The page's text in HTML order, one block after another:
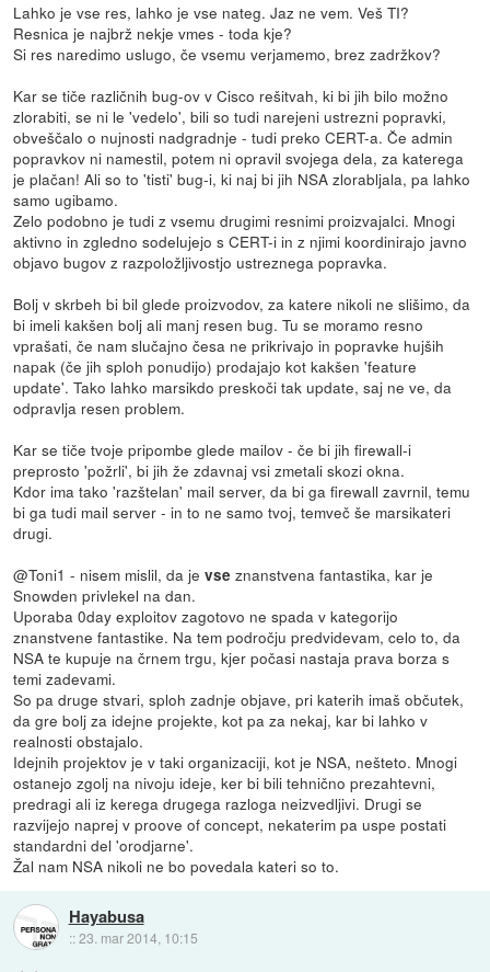
Lahko je vse res, lahko je vse nateg. Jaz ne vem. Veš TI?
Resnica je najbrž nekje vmes - toda kje?
Si res naredimo uslugo, če vsemu verjamemo, brez zadržkov?
Kar se tiče različnih bug-ov v Cisco rešitvah, ki bi jih bilo možno
zlorabiti, se ni le 'vedelo', bili so tudi narejeni ustrezni popravki,
obveščalo o nujnosti nadgradnje - tudi preko CERT-a. Če admin
popravkov ni namestil, potem ni opravil svojega dela, za katerega
je plačan! Ali so to 'tisti' bug-i, ki naj bi jih NSA zlorabljala, pa lahko
samo ugibamo.
Zelo podobno je tudi z vsemu drugimi resnimi proizvajalci. Mnogi
aktivno in zgledno sodelujejo s CERT-i in z njimi koordinirajo javno
objavo bugov z razpoložljivostjo ustreznega popravka.
Bolj v skrbeh bi bil glede proizvodov, za katere nikoli ne slišimo, da
bi imeli kakšen bolj ali manj resen bug. Tu se moramo resno
vprašati, če nam slučajno česa ne prikrivajo in popravke hujših
napak (če jih sploh ponudijo) prodajajo kot kakšen 'feature
update'. Tako lahko marsikdo preskoči tak update, saj ne ve, da
odpravlja resen problem.
Kar se tiče tvoje pripombe glede mailov - če bi jih firewall-i
preprosto 'požrli', bi jih že zdavnaj vsi zmetali skozi okna.
Kdor ima tako 'razštelan' mail server, da bi ga firewall zavrnil, temu
bi ga tudi mail server - in to ne samo tvoj, temveč še marsikateri
drugi.
@Toni1 - nisem mislil, da jevseznanstvena fantastika, kar je
Snowden privlekel na dan.
Uporaba 0day exploitov zagotovo ne spada v kategorijo
znanstvene fantastike. Na tem področju predvidevam, celo to, da
NSA te kupuje na črnem trgu, kjer počasi nastaja prava borza s
temi zadevami.
So pa druge stvari, sploh zadnje objave, pri katerih imaš občutek,
da gre bolj za idejne projekte, kot pa za nekaj, kar bi lahko v
realnosti obstajalo.
Idejnih projektov je v taki organizaciji, kot je NSA, nešteto. Mnogi
ostanejo zgolj na nivoju ideje, ker bi bili tehnično prezahtevni,
predragi ali iz kerega drugega razloga neizvedljivi. Drugi se
razvijejo naprej v proove of concept, nekaterim pa uspe postati
standardni del 'orodjarne'.
Žal nam NSA nikoli ne bo povedala kateri so to.
Hayabusa
::23. mar 2014, 10:15